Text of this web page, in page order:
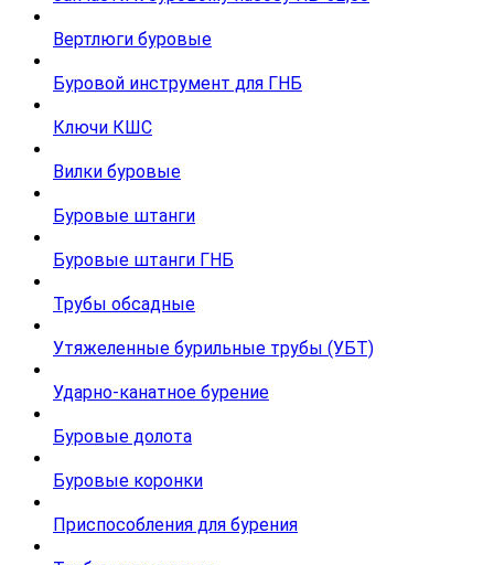
Вертлюги буровые
Буровой инструмент для ГНБ
Ключи КШС
Вилки буровые
Буровые штанги
Буровые штанги ГНБ
Трубы обсадные
Утяжеленные бурильные трубы (УБТ)
Ударно-канатное бурение
Буровые долота
Буровые коронки
Приспособления для бурения